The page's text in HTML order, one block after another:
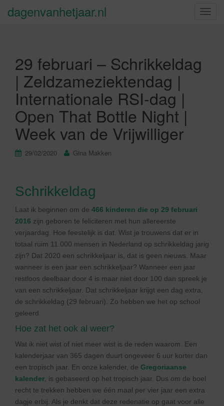
S
dagenvanhetjaar.nl
29 februari – Schrikkeldag
| Zeldzameziektendag |
Internationale RSI-dag |
Open That Bottle Night |
Week van de Vrijwilliger
29/02/2020 Gina Makken
Schrikkeldag
Laat ik beginnen om de 466 kinderen die op 29 februari
2016 zijn geboren te feliciteren met hun allereerste
verjaardag. Hoe feestelijk is dat. Wist je trouwens dat er in
totaal ruim 11.000 mensen in Nederland op schrikkeldag jarig
zijn? Dat 2020 een schrikkeljaar is, dat is geen nieuws. Maar
wanneer is een jaar een schrikkeljaar? Wanneer een jaar
restloos deelbaar door 4 is maar niet door 100 dan spreek je
van een schrikkeljaar. Dat schrikkeljaar krijgt een dag extra,
de schrikkeldag (29 februari). Zo hebben we het op school
geleerd.
Hoe zat het ook al weer?
Wat ik niet wist of niet meer wist is de reden waarom. Een
kalenderjaar van 365 dagen duurt ongeveer 6 uur korter dan
een tropisch jaar. En onze kalender, de Gregoriaanse
kalender , is gebaseerd op het tropisch jaar. Dus om de boel
recht te trekken hebben we één maal per vier jaar een extra
dagje erbij. Als je denkt dat deze redenatie op gaat voor alle